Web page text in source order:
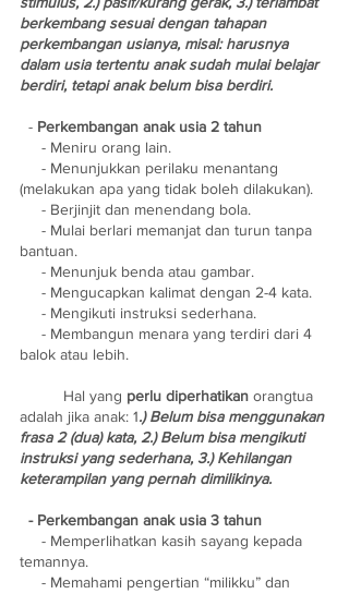
berkembang sesuai dengan tahapan
perkembangan usianya, misal: harusnya
dalam usia tertentu anak sudah mulai belajar
berdiri, tetapi anak belum bisa berdiri.
  -
Perkembangan anak usia 2 tahun
     - Meniru orang lain.
(melakukan apa yang tidak boleh dilakukan).
     - Berjinjit dan menendang bola.
bantuan.
     - Menunjuk benda atau gambar.
     - Mengucapkan kalimat dengan 2-4 kata.
     - Mengikuti instruksi sederhana.
balok atau lebih.
	Hal yang
perlu diperhatikan orangtua
adalah jika anak: 1.) Belum bisa menggunakan
frasa 2 (dua) kata, 2.) Belum bisa mengikuti
instruksi yang sederhana, 3.) Kehilangan
keterampilan yang pernah dimilikinya.
  - Perkembangan anak usia 3 tahun
temannya.